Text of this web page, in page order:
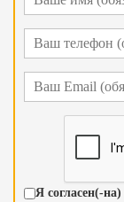
Я согласен(-на)